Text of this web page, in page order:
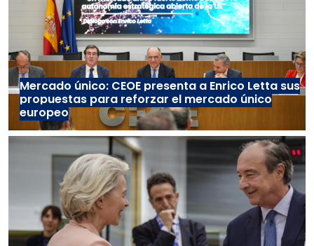
Mercado único: CEOE presenta a Enrico Letta sus
propuestas para reforzar el mercado único
europeo